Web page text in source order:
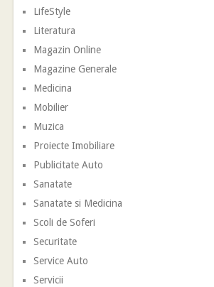
LifeStyle
Literatura
Magazin Online
Magazine Generale
Medicina
Mobilier
Muzica
Proiecte Imobiliare
Publicitate Auto
Sanatate
Sanatate si Medicina
Scoli de Soferi
Securitate
Service Auto
Servicii